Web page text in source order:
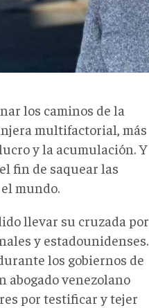
los caminos de la
multifactorial, más
y la acumulación. Y
fin de saquear las
mundo.
llevar su cruzada por
y estadounidenses.
los gobiernos de
abogado venezolano
por testificar y tejer